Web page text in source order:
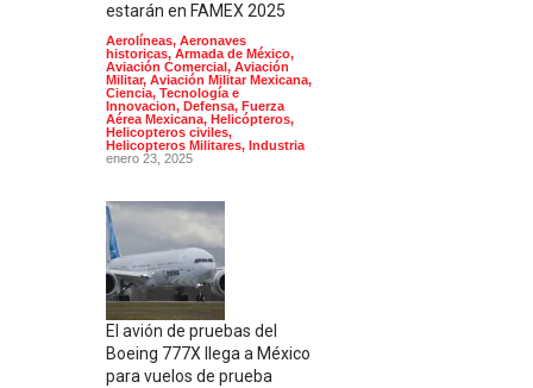
estarán en FAMEX 2025
Aerolíneas, Aeronaves
historicas, Armada de México,
Aviación Comercial, Aviación
Militar, Aviación Militar Mexicana,
Ciencia, Tecnología e
Innovacion, Defensa, Fuerza
Aérea Mexicana, Helicópteros,
Helicopteros civiles,
Helicopteros Militares, Industria
enero 23, 2025
El avión de pruebas del
Boeing 777X llega a México
para vuelos de prueba